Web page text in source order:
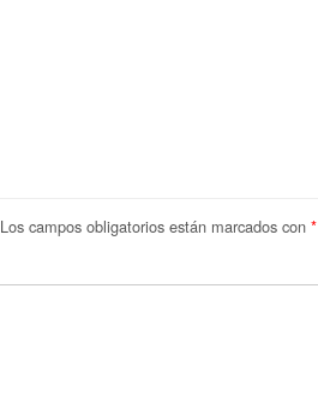
Los campos obligatorios están marcados con*